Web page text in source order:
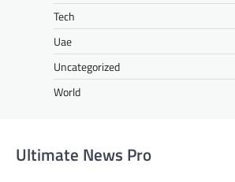
Tech
Uae
Uncategorized
World
Ultimate News Pro